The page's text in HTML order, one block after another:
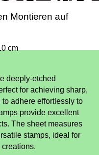
Montieren auf
cm
deeply-etched
for achieving sharp,
adhere effortlessly to
provide excellent
The sheet measures
stamps, ideal for